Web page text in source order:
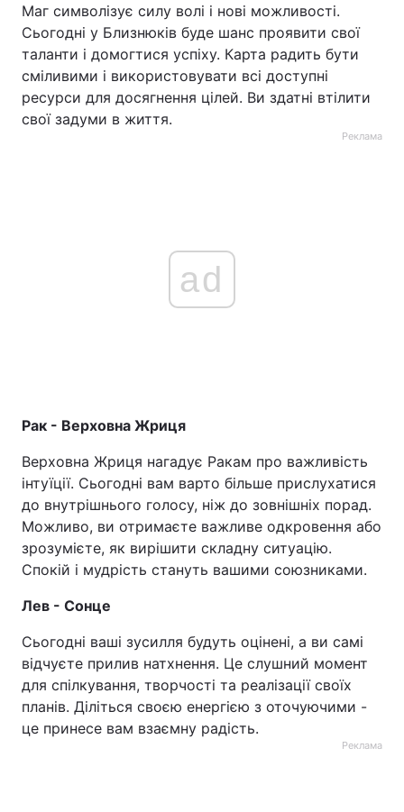
Маг символізує силу волі і нові можливості.
Сьогодні у Близнюків буде шанс проявити свої
таланти і домогтися успіху. Карта радить бути
сміливими і використовувати всі доступні
ресурси для досягнення цілей. Ви здатні втілити
свої задуми в життя.
Реклама
ad
Рак - Верховна Жриця
Верховна Жриця нагадує Ракам про важливість
інтуїції. Сьогодні вам варто більше прислухатися
до внутрішнього голосу, ніж до зовнішніх порад.
Можливо, ви отримаєте важливе одкровення або
зрозумієте, як вирішити складну ситуацію.
Спокій і мудрість стануть вашими союзниками.
Лев - Сонце
Сьогодні ваші зусилля будуть оцінені, а ви самі
відчуєте прилив натхнення. Це слушний момент
для спілкування, творчості та реалізації своїх
планів. Діліться своєю енергією з оточуючими -
це принесе вам взаємну радість.
Реклама